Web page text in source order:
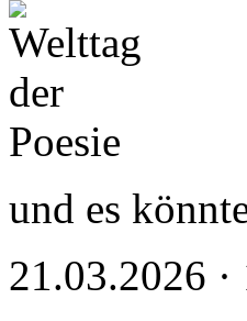
und es
21.03.2026 ·